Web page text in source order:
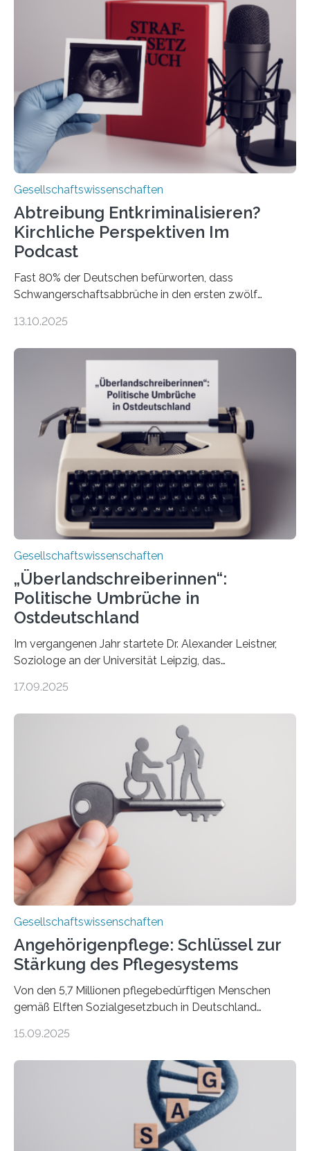
Gesellschaftswissenschaften
Abtreibung Entkriminalisieren?
Kirchliche Perspektiven Im
Podcast
Fast 80% der Deutschen befürworten, dass
Schwangerschaftsabbrüche in den ersten zwölf
doch bleibt das Thema hoch emotional und politisch
einer gesellschaftlichen Spaltung des Landes, und
2025 sorgt der Fall Brosius-Gersdorf für
Schlagzeilen.Das Sozialwissenschaftliche Institut der
EKD hat untersucht, wie Menschen in Deutschland
wirklich über Schwangerschaftsabbrüche denken und
wie sich ihre Haltung je nach Konfession, Region und
Bildung unterscheidet. Darüber sprechen Veronika
Eufinger und Dr. Kristin Torka…
13.10.2025
Gesellschaftswissenschaften
„Überlandschreiberinnen“:
Politische Umbrüche in
Ostdeutschland
Im vergangenen Jahr startete Dr. Alexander Leistner,
Soziologe an der Universität Leipzig, das
across the Country“. Nun ist das „Projektbuch“
Schriftstellerinnen Manja Präkels, Tina Pruschmann und
Barbara Thériault. Es trägt den Titel
„Extremwetterlagen – Reportagen aus einem neuen
Deutschland“ und enthält eine Vielzahl von
zivilgesellschaftlichen Stimmen und Beobachtungen in
ländlichen Regionen. Im Interview spricht Projektleiter
Leistner über die Idee, das Vorgehen und wichtige
Erkenntnisse. Das Buch deute an, „wie…
17.09.2025
Gesellschaftswissenschaften
Angehörigenpflege: Schlüssel zur
Stärkung des Pflegesystems
Von den 5,7 Millionen pflegebedürftigen Menschen
gemäß Elften Sozialgesetzbuch in Deutschland
2050 wird eine Zunahme der Pflegebedürftigen auf 9
Wissenschaftler*innen des Deutschen Zentrums für
Altersfragen, des DIW Berlin und der TU Dortmund
aktuelle Pflegearrangements. Besonderes Augenmerk
wurde auf die Unterschiede zwischen Angehörigen-
und Zugehörigenpflege in und außerhalb des eigenen
15.09.2025